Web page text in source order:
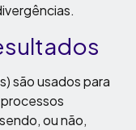
são usados para
ou não,